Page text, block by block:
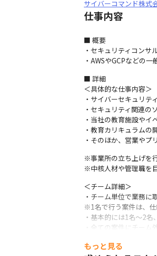
サイバーコマンド株式
仕事内容
■ 概要
・セキュリティコンサ
・AWSやGCPなどの
■ 詳細
＜具体的な仕事内容＞
・サイバーセキュリテ
・セキュリティ関連の
・当社の教育施設やイ
・教育カリキュラムの
・そのほか、営業やプ
※事業所の立ち上げを
※中核人材や管理職を
＜チーム詳細＞
・チーム単位で業務
※1名で行う案件は、
・基本的には1名～2
・全ての案件にチー
もっと見る